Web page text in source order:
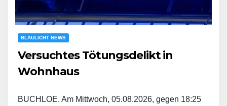
BLAULICHT NEWS
Versuchtes Tötungsdelikt in
Wohnhaus
BUCHLOE. Am Mittwoch, 05.08.2026, gegen 18:25